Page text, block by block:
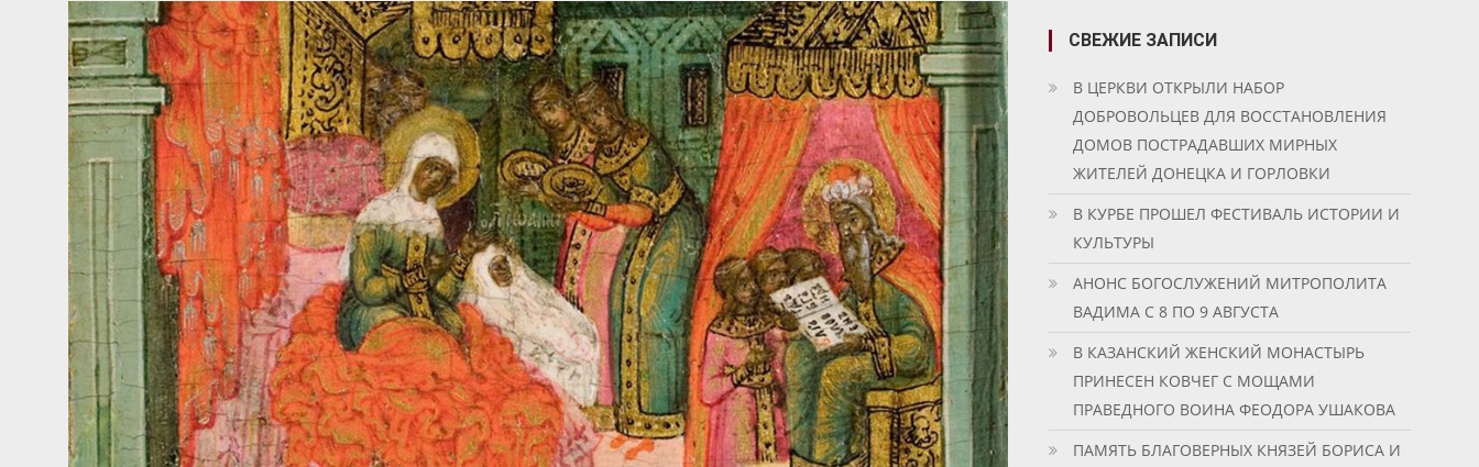
СВЕЖИЕ ЗАПИСИ
В ЦЕРКВИ ОТКРЫЛИ НАБОР
ДОБРОВОЛЬЦЕВ ДЛЯ ВОССТАНОВЛЕНИЯ
ДОМОВ ПОСТРАДАВШИХ МИРНЫХ
ЖИТЕЛЕЙ ДОНЕЦКА И ГОРЛОВКИ
В КУРБЕ ПРОШЕЛ ФЕСТИВАЛЬ ИСТОРИИ И
КУЛЬТУРЫ
АНОНС БОГОСЛУЖЕНИЙ МИТРОПОЛИТА
ВАДИМА С 8 ПО 9 АВГУСТА
В КАЗАНСКИЙ ЖЕНСКИЙ МОНАСТЫРЬ
ПРИНЕСЕН КОВЧЕГ С МОЩАМИ
ПРАВЕДНОГО ВОИНА ФЕОДОРА УШАКОВА
ПАМЯТЬ БЛАГОВЕРНЫХ КНЯЗЕЙ БОРИСА И